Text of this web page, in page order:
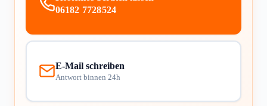
06182 7728524
E-Mail schreiben
Antwort binnen 24h